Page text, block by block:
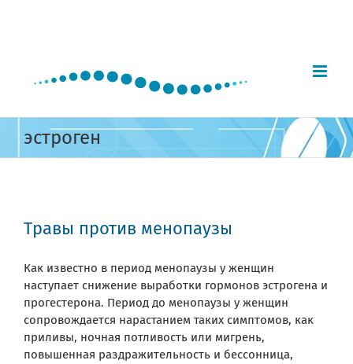
эстроген
Травы против менопаузы
Как известно в период менопаузы у женщин
наступает снижение выработки гормонов эстрогена и
прогестерона. Период до менопаузы у женщин
сопровождается нарастанием таких симптомов, как
приливы, ночная потливость или мигрень,
повышенная раздражительность и бессонница,